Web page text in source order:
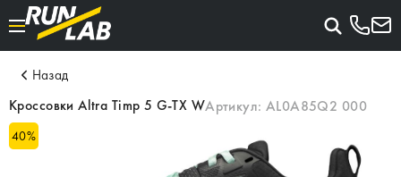
Назад
Кроссовки Altra Timp 5 G-TX WАртикул: AL0A85Q2 000
40%